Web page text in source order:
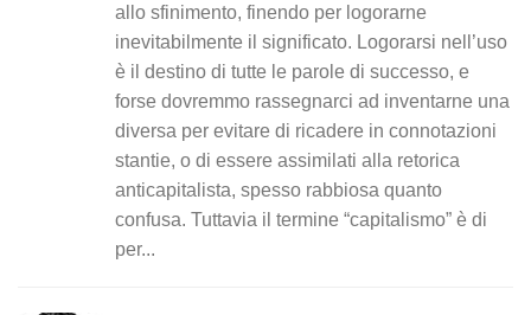
allo sfinimento, finendo per logorarne
inevitabilmente il significato. Logorarsi nell’uso
è il destino di tutte le parole di successo, e
forse dovremmo rassegnarci ad inventarne una
diversa per evitare di ricadere in connotazioni
stantie, o di essere assimilati alla retorica
anticapitalista, spesso rabbiosa quanto
confusa. Tuttavia il termine “capitalismo” è di
per...